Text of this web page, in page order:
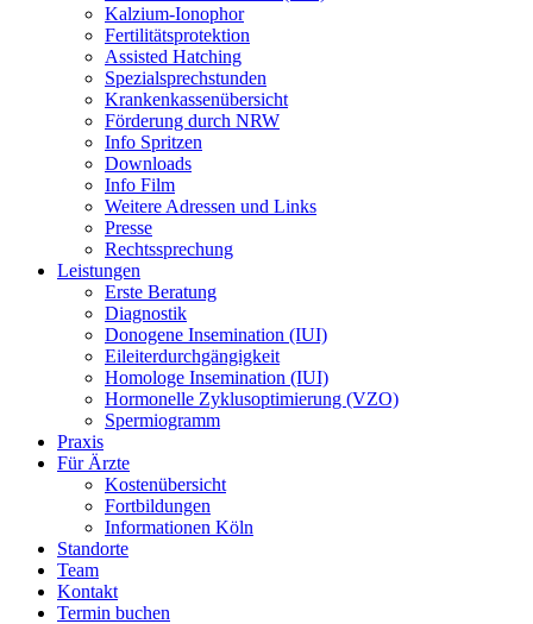
Kalzium-Ionophor
Fertilitätsprotektion
Assisted Hatching
Spezialsprechstunden
Krankenkassenübersicht
Förderung durch NRW
Info Spritzen
Downloads
Info Film
Weitere Adressen und Links
Presse
Rechtssprechung
Leistungen
Erste Beratung
Diagnostik
Donogene Insemination (IUI)
Eileiterdurchgängigkeit
Homologe Insemination (IUI)
Hormonelle Zyklusoptimierung (VZO)
Spermiogramm
Praxis
Für Ärzte
Kostenübersicht
Fortbildungen
Informationen Köln
Standorte
Team
Kontakt
Termin buchen